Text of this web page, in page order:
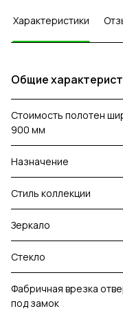
Характеристики
Общие
Стоимость полотен
900 мм
Назначение
Стиль коллекции
Зеркало
Стекло
Фабричная врезка
под замок